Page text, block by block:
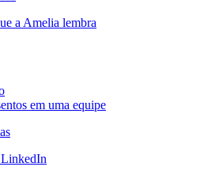
a Amelia lembra
em uma equipe